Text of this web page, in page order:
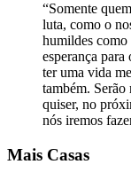
“Somente
luta, como o
humildes como
esperança para
ter uma vida
também. Serão
quiser, no
nós iremos
Mais Casas